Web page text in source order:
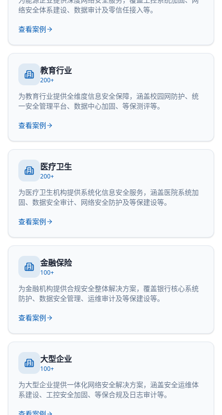
络安全体系建设、数据审计及零信任接入等。
查看案例
教育行业
200+
为教育行业提供全维度信息安全保障，涵盖校园网防护、统
一安全管理平台、数据中心加固、等保测评等。
查看案例
医疗卫生
200+
为医疗卫生机构提供系统化信息安全服务，涵盖医院系统加
固、数据安全审计、网络安全防护及等保建设等。
查看案例
金融保险
100+
为金融机构提供合规安全整体解决方案，覆盖银行核心系统
防护、数据安全管理、运维审计及等保建设等。
查看案例
大型企业
100+
为大型企业提供一体化网络安全解决方案，涵盖安全运维体
系建设、工控安全加固、等保合规及日志审计等。